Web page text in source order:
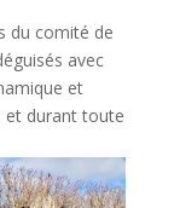
du comité de
avec
et
et durant toute